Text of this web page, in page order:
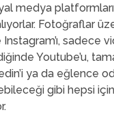
medya
Fotoğraflar
sadece
Youtube’u,
ya da eğlence
gibi hepsi